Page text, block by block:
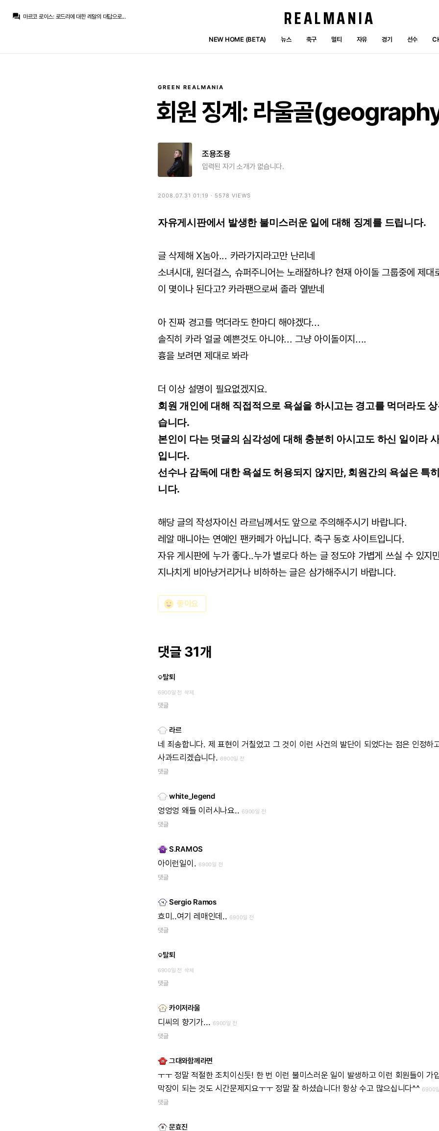
question_answer 마르코 로이스: 로드리에 대한 레알의 대답으로...
REALMANIA
NEW HOME (BETA) 뉴스 축구 멀티 자유 경기 선수
GREEN REALMANIA
회원 징계: 라울골
조용조용
입력된 자기 소개가 없습니다.
2008.07.31 01:19 · 5578 VIEWS
자유게시판에서 발생한 불미스러운 일에 대해 징계를 드립니다.
글 삭제해 X놈아... 카라가지라고만 난리네
소녀시대, 원더걸스, 슈퍼주니어는 노래잘하냐? 현재 아이돌 그룹중에 제대
이 몇이나 된다고? 카라팬으로써 졸라 열받네
아 진짜 경고를 먹더라도 한마디 해야겠다...
솔직히 카라 얼굴 예쁜것도 아니야... 그냥 아이돌이지....
흉을 보려면 제대로 봐라
더 이상 설명이 필요없겠지요.
회원 개인에 대해 직접적으로 욕설을 하시고는 경고를 먹더라도
습니다.
본인이 다는 덧글의 심각성에 대해 충분히 아시고도 하신 일이라
입니다.
선수나 감독에 대한 욕설도 허용되지 않지만, 회원간의 욕설은 특
니다.
해당 글의 작성자이신 라르님께서도 앞으로 주의해주시기 바랍니다.
레알 매니아는 연예인 팬카페가 아닙니다. 축구 동호 사이트입니다.
자유 게시판에 누가 좋다..누가 별로다 하는 글 정도야 가볍게 쓰실 수 있지
지나치게 비아냥거리거나 비하하는 글은 삼가해주시기 바랍니다.
emoji_emotions 좋아요
댓글 31개
탈퇴
6900일 전 삭제
댓글
라르
네 죄송합니다. 제 표현이 거칠었고 그 것이 이런 사건의 발단이 되었다는 점은 인정하
사과드리겠습니다. 6900일 전
댓글
white_legend
엉엉엉 왜들 이러시나요.. 6900일 전
댓글
S.RAMOS
아이런일이. 6900일 전
댓글
Sergio Ramos
흐미..여기 레매인데.. 6900일 전
댓글
탈퇴
6900일 전 삭제
댓글
카이저라울
디씨의 향기가... 6900일 전
댓글
그대와함께라면
ㅜㅜ 정말 적절한 조치이신듯! 한 번 이런 불미스러운 일이 발생하고 이런 회원들이 가
막장이 되는 것도 시간문제지요ㅜㅜ 정말 잘 하셨습니다! 항상 수고 많으십니다^^ 6900
댓글
문효진